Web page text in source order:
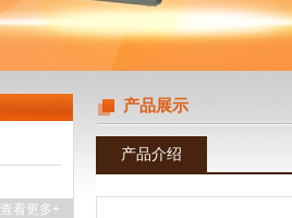
查看更多+
产品展示
产品介绍